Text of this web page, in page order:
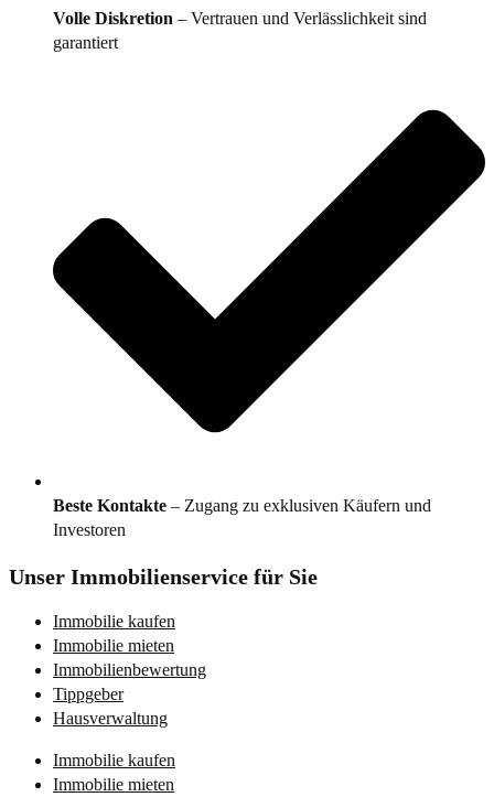
Volle Diskretion – Vertrauen und Verlässlichkeit sind
garantiert
Beste Kontakte – Zugang zu exklusiven Käufern und
Investoren
Unser Immobilienservice für Sie
Immobilie kaufen
Immobilie mieten
Immobilienbewertung
Tippgeber
Hausverwaltung
Immobilie kaufen
Immobilie mieten